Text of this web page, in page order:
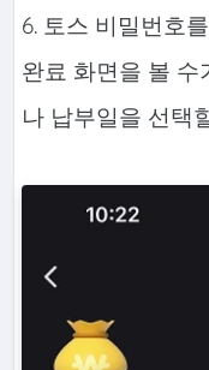
6. 토스 비밀번호
완료 화면을 볼 수
나 납부일을 선택